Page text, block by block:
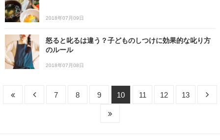
2018年07月09日
怒ると叱るは違う？子どものしつけに効果的な叱り方
のルール
2018年07月08日
7 8 9 10 11 12 13